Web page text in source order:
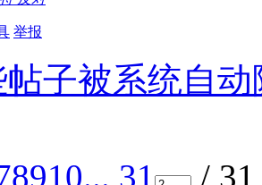
举报
子被系统自
8910... 31 /